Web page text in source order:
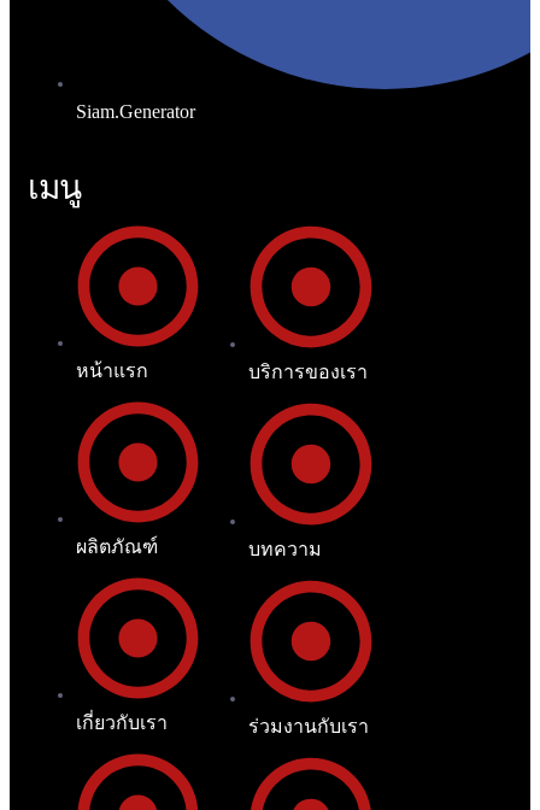
Siam.Generator
เมนู
หน้าแรก
ผลิตภัณฑ์
เกี่ยวกับเรา
บริการของเรา
บทความ
ร่วมงานกับเรา